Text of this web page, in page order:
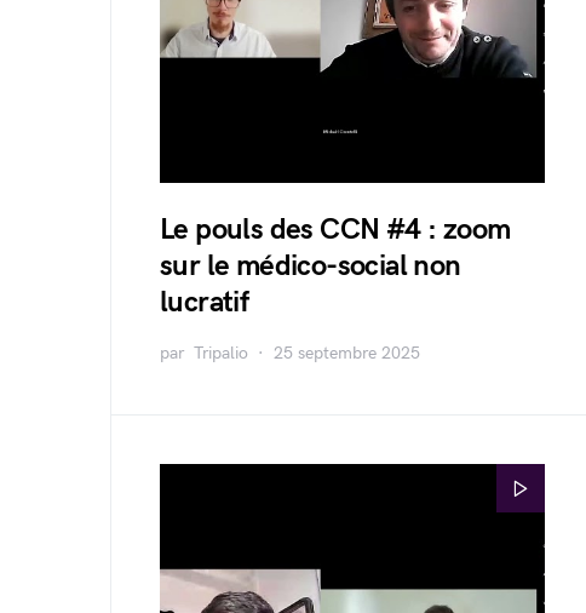
Le pouls des CCN #4 : zoom
sur le médico-social non
lucratif
par Tripalio 25 septembre 2025